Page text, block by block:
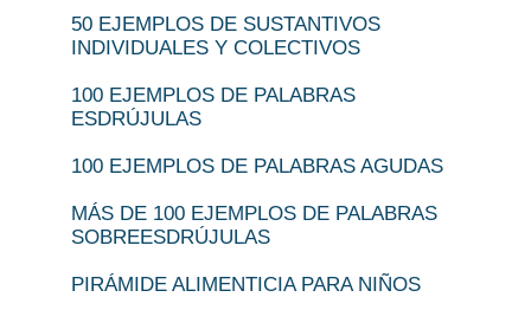
50 EJEMPLOS DE SUSTANTIVOS
INDIVIDUALES Y COLECTIVOS
100 EJEMPLOS DE PALABRAS
ESDRÚJULAS
100 EJEMPLOS DE PALABRAS AGUDAS
MÁS DE 100 EJEMPLOS DE PALABRAS
SOBREESDRÚJULAS
PIRÁMIDE ALIMENTICIA PARA NIÑOS